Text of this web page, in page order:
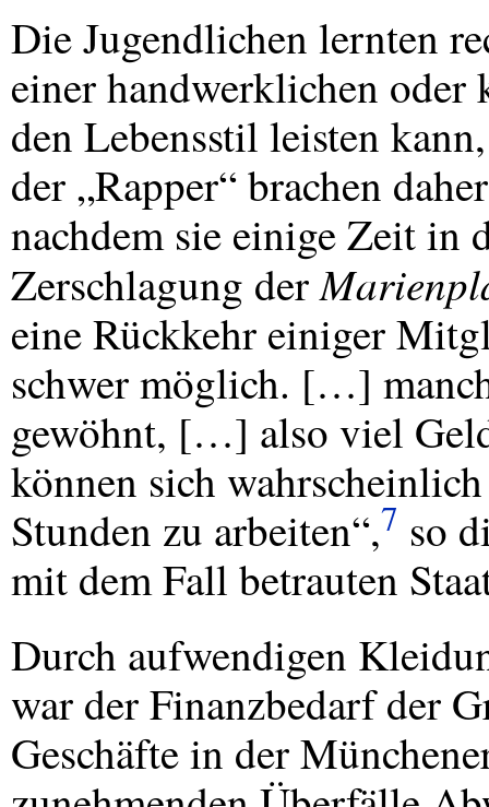
Die Jugendlichen lernten
einer handwerklichen
den Lebensstil leisten
der „Rapper“ brachen
nachdem sie einige Zeit in
Zerschlagung der
eine Rückkehr einiger
schwer möglich. […]
gewöhnt, […] also viel
können sich
Stunden zu arbeiten“,7 so
mit dem Fall betrauten
Durch aufwendigen
war der Finanzbedarf der
Geschäfte in der